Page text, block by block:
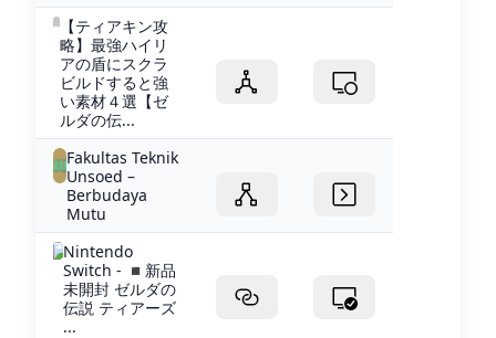
【ティアキン攻
略】最強ハイリ
アの盾にスクラ
ビルドすると強
い素材４選【ゼ
ルダの伝...
Fakultas Teknik
Unsoed –
Berbudaya
Mutu
Nintendo
Switch - ◾️新品
未開封 ゼルダの
伝説 ティアーズ
...